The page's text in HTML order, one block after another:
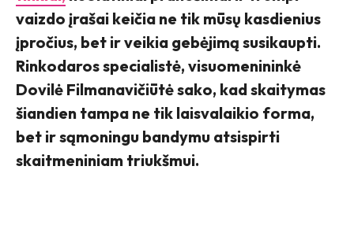
vaizdo įrašai keičia ne tik mūsų kasdienius
įpročius, bet ir veikia gebėjimą susikaupti.
Rinkodaros specialistė, visuomenininkė
Dovilė Filmanavičiūtė sako, kad skaitymas
šiandien tampa ne tik laisvalaikio forma,
bet ir sąmoningu bandymu atsispirti
skaitmeniniam triukšmui.